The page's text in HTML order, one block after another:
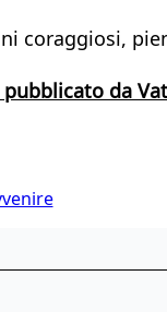
coraggiosi,
da